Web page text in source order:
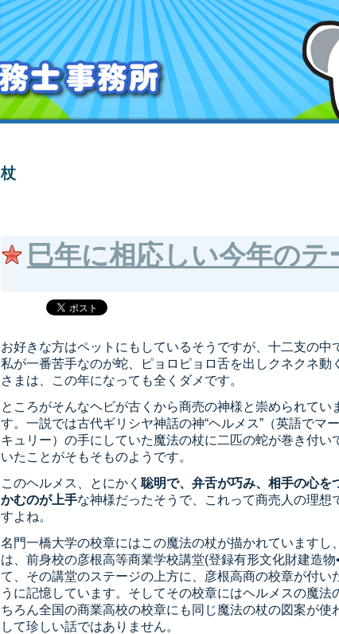
杖
巳年に相応しい今年のテ
お好きな方はペットにもしているそうですが、十二支の中
私が一番苦手なのが蛇、ピョロピョロ舌を出しクネクネ動く
さまは、この年になっても全くダメです。
ところがそんなヘビが古くから商売の神様と崇められてい
す。一説では古代ギリシヤ神話の神“ヘルメス”（英語でマー
キュリー）の手にしていた魔法の杖に二匹の蛇が巻き付い
いたことがそもそものようです。
このヘルメス、とにかく 聡明で、弁舌が巧み、相手の心を
かむのが上手な神様だったそうで、これって商売人の理想
すよね。
名門一橋大学の校章にはこの魔法の杖が描かれていますし
は、前身校の彦根高等商業学校講堂(登録有形文化財建造
て、その講堂のステージの上方に、彦根高商の校章が付い
うに記憶しています。そしてその校章にはヘルメスの魔法
ちろん全国の商業高校の校章にも同じ魔法の杖の図案が使
して珍しい話ではありません。